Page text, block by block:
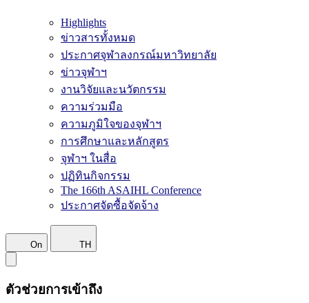
Highlights
ข่าวสารทั้งหมด
ประกาศจุฬาลงกรณ์มหาวิทยาลัย
ข่าวจุฬาฯ
งานวิจัยและนวัตกรรม
ความร่วมมือ
ความภูมิใจของจุฬาฯ
การศึกษาและหลักสูตร
จุฬาฯ ในสื่อ
ปฏิทินกิจกรรม
The 166th ASAIHL Conference
ประกาศจัดซื้อจัดจ้าง
On TH
ตัวช่วยการเข้าถึง